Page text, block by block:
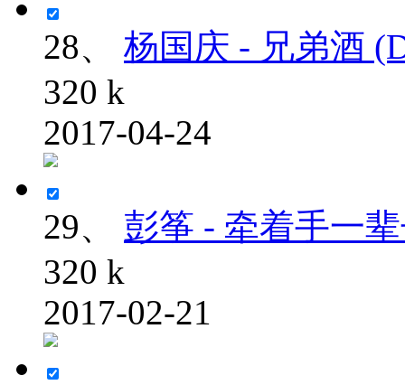
28、
杨国庆 - 兄弟酒
320 k
2017-04-24
29、
彭筝 - 牵着手一
320 k
2017-02-21